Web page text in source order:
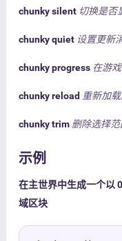
chunky silent 切换是否
chunky quiet 设置更新
chunky progress 在游
chunky reload 重新加
chunky trim 删除选择
示例
在主世界中生成一个以
域区块